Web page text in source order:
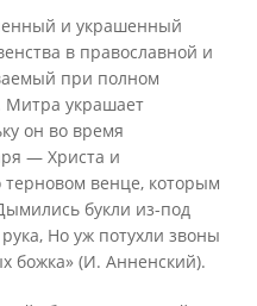
и украшенный
в православной и
при полном
Митра украшает
он во время
— Христа и
венце, которым
букли из-под
Но уж потухли звоны
божка» (И. Анненский).